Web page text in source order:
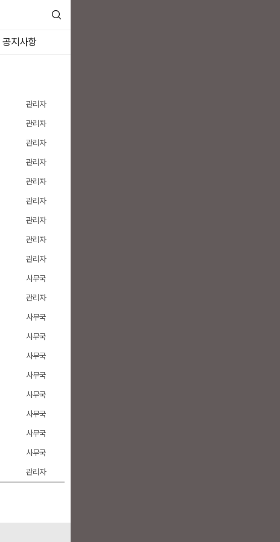
공지사항
관리자
관리자
관리자
관리자
관리자
관리자
관리자
관리자
관리자
사무국
관리자
사무국
사무국
사무국
사무국
사무국
사무국
사무국
사무국
관리자